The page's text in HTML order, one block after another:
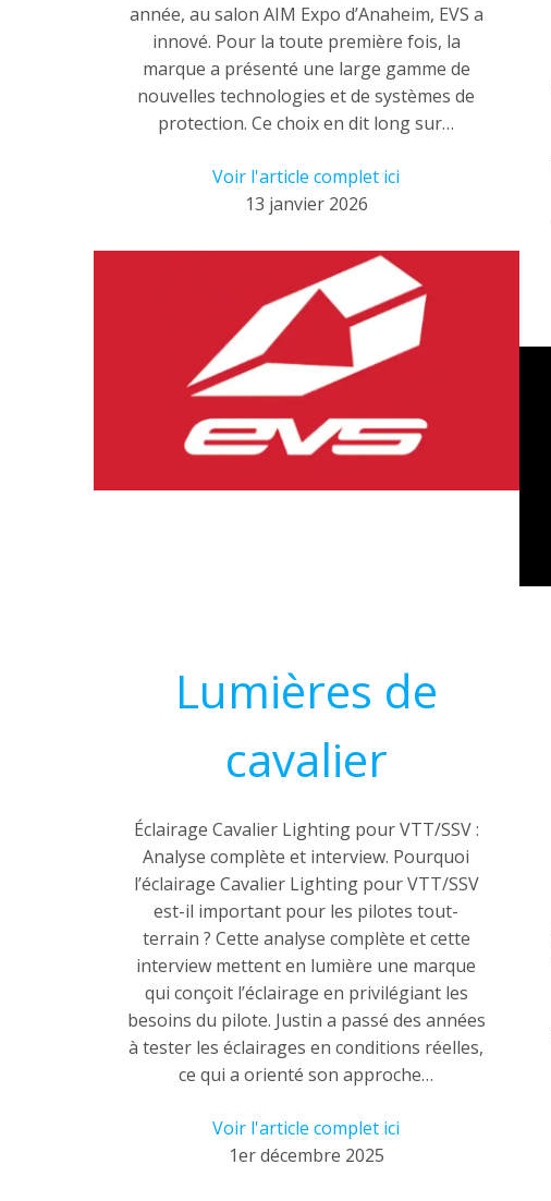
année, au salon AIM Expo d’Anaheim, EVS a
innové. Pour la toute première fois, la
marque a présenté une large gamme de
nouvelles technologies et de systèmes de
protection. Ce choix en dit long sur…
Voir l'article complet ici
13 janvier 2026
Lumières de
cavalier
Éclairage Cavalier Lighting pour VTT/SSV :
Analyse complète et interview. Pourquoi
l’éclairage Cavalier Lighting pour VTT/SSV
est-il important pour les pilotes tout-
terrain ? Cette analyse complète et cette
interview mettent en lumière une marque
qui conçoit l’éclairage en privilégiant les
besoins du pilote. Justin a passé des années
à tester les éclairages en conditions réelles,
ce qui a orienté son approche…
Voir l'article complet ici
1er décembre 2025